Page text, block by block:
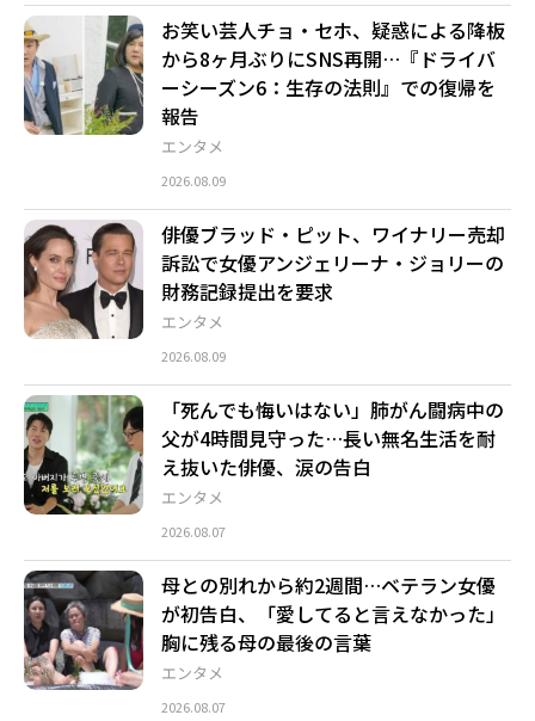
エンタメ
お笑い芸人チョ・セホ、疑惑による降板
から8ヶ月ぶりにSNS再開…『ドライバ
ーシーズン6：生存の法則』での復帰を
報告
2026.08.09
エンタメ
俳優ブラッド・ピット、ワイナリー売却
訴訟で女優アンジェリーナ・ジョリーの
財務記録提出を要求
2026.08.09
エンタメ
「死んでも悔いはない」肺がん闘病中の
父が4時間見守った…長い無名生活を耐
え抜いた俳優、涙の告白
2026.08.07
エンタメ
母との別れから約2週間…ベテラン女優
が初告白、「愛してると言えなかった」
胸に残る母の最後の言葉
2026.08.07